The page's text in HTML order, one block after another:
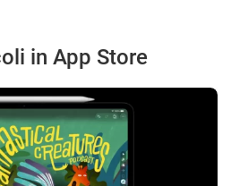
in App Store